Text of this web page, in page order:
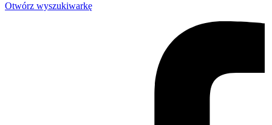
Otwórz wyszukiwarkę